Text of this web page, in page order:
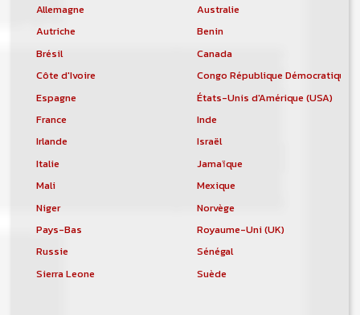
Allemagne
Australie
Autriche
Benin
Brésil
Canada
Côte d'Ivoire
Congo République Démocratique
Espagne
États-Unis d'Amérique (USA)
France
Inde
Irlande
Israël
Italie
Jamaïque
Mali
Mexique
Niger
Norvège
Pays-Bas
Royaume-Uni (UK)
Russie
Sénégal
Sierra Leone
Suède